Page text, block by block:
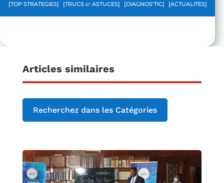
[TOP STRATEGIES] [TRUCS et ASTUCES] [DIAGNOS’TIC] [ACTUALITES]
Articles similaires
Recherchez dans les Catégories